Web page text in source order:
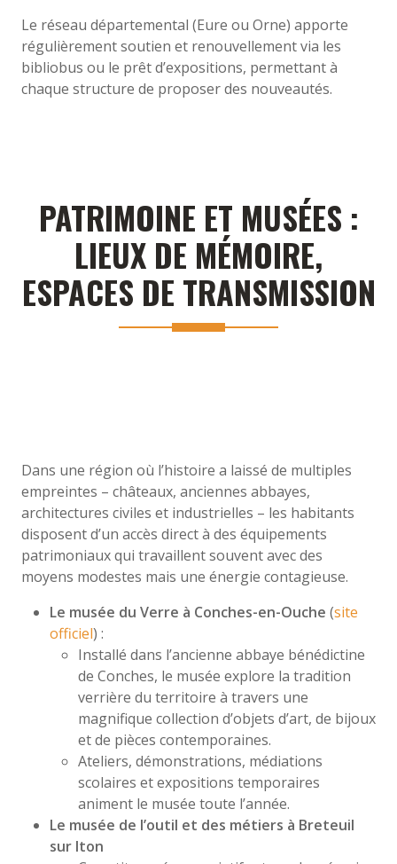
Le réseau départemental (Eure ou Orne) apporte
régulièrement soutien et renouvellement via les
bibliobus ou le prêt d’expositions, permettant à
chaque structure de proposer des nouveautés.
PATRIMOINE ET MUSÉES :
LIEUX DE MÉMOIRE,
ESPACES DE TRANSMISSION
Dans une région où l’histoire a laissé de multiples
empreintes – châteaux, anciennes abbayes,
architectures civiles et industrielles – les habitants
disposent d’un accès direct à des équipements
patrimoniaux qui travaillent souvent avec des
moyens modestes mais une énergie contagieuse.
Le musée du Verre à Conches-en-Ouche (site
officiel) :
Installé dans l’ancienne abbaye bénédictine
de Conches, le musée explore la tradition
verrière du territoire à travers une
magnifique collection d’objets d’art, de bijoux
et de pièces contemporaines.
Ateliers, démonstrations, médiations
scolaires et expositions temporaires
animent le musée toute l’année.
Le musée de l’outil et des métiers à Breteuil
sur Iton